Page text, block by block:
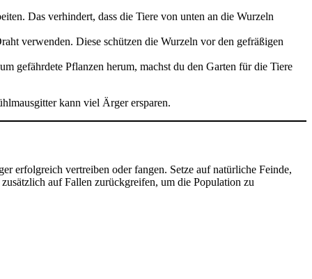
Das verhindert, dass die Tiere von unten an die Wurzeln
verwenden. Diese schützen die Wurzeln vor den gefräßigen
gefährdete Pflanzen herum, machst du den Garten für die Tiere
kann viel Ärger ersparen.
erfolgreich vertreiben oder fangen. Setze auf natürliche Feinde,
auf Fallen zurückgreifen, um die Population zu